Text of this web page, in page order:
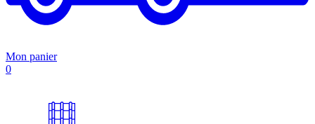
Mon panier
0